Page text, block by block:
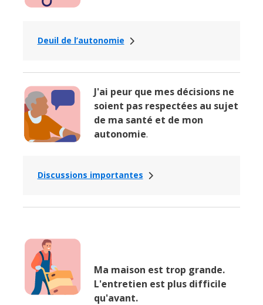
fenêtre
Deuil de l’autonomie
J'ai peur que mes décisions ne
soient pas respectées au sujet
de ma santé et de mon
autonomie.
Discussions importantes
Ma maison est trop grande.
L'entretien est plus difficile
qu'avant.